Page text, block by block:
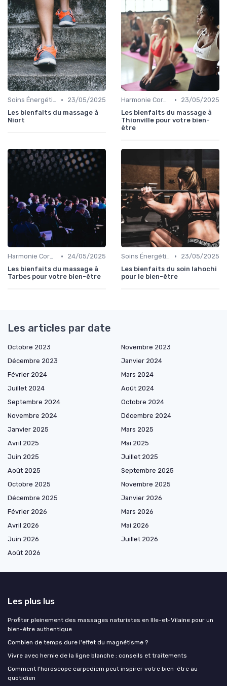
Soins Énergétiques •
23/05/2025
Les bienfaits du massage à
Niort
Harmonie Corps-Esprit •
23/05/2025
Les bienfaits du massage à
Thionville pour votre bien-
être
Harmonie Corps-Esprit •
24/05/2025
Les bienfaits du massage à
Tarbes pour votre bien-être
Soins Énergétiques •
23/05/2025
Les bienfaits du soin lahochi
pour le bien-être
Les articles par date
Octobre 2023
Novembre 2023
Décembre 2023
Janvier 2024
Février 2024
Mars 2024
Juillet 2024
Août 2024
Septembre 2024
Octobre 2024
Novembre 2024
Décembre 2024
Janvier 2025
Mars 2025
Avril 2025
Mai 2025
Juin 2025
Juillet 2025
Août 2025
Septembre 2025
Octobre 2025
Novembre 2025
Décembre 2025
Janvier 2026
Février 2026
Mars 2026
Avril 2026
Mai 2026
Juin 2026
Juillet 2026
Août 2026
Les plus lus
Profiter pleinement des massages naturistes en Ille-et-Vilaine pour un
bien-être authentique
Combien de temps dure l'effet du magnétisme ?
Vivre avec hernie de la ligne blanche : conseils et traitements
Comment l’horoscope carpediem peut inspirer votre bien-être au
quotidien